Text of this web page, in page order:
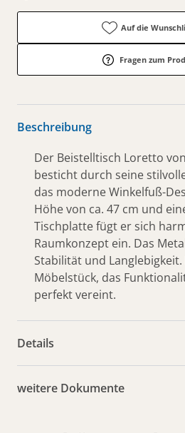
Auf die
Fragen zum
Beschreibung
Der Beistelltisch Loretto
besticht durch seine
das moderne Winkelfuß-
Höhe von ca. 47 cm und
Tischplatte fügt er sich
Raumkonzept ein. Das
Stabilität und Langlebigkeit.
Möbelstück, das
perfekt vereint.
Details
weitere Dokumente